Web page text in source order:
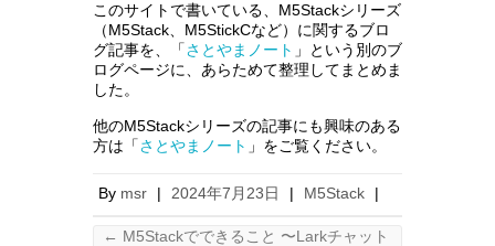
このサイトで書いている、M5Stackシリーズ
（M5Stack、M5StickCなど）に関するブロ
グ記事を、「さとやまノート 」という別のブ
ログページに、あらためて整理してまとめま
した。
他のM5Stackシリーズの記事にも興味のある
方は「さとやまノート 」をご覧ください。
By msr | 2024年7月23日 | M5Stack |
← M5Stackでできること 〜Larkチャット